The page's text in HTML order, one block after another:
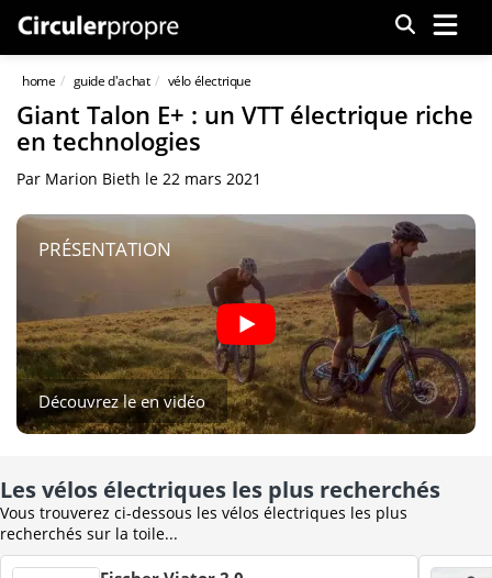
Menu
home guide d'achat vélo électrique
Giant Talon E+ : un VTT électrique riche
en technologies
Par Marion Bieth le 22 mars 2021
PRÉSENTATION
Découvrez le en vidéo
Les vélos électriques les plus recherchés
Vous trouverez ci-dessous les vélos électriques les plus
recherchés sur la toile...